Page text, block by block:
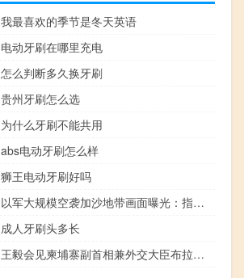
我最喜欢的季节是冬天英语
电动牙刷在哪里充电
怎么判断多久换牙刷
贵州牙刷怎么选
为什么牙刷不能共用
abs电动牙刷怎么样
狮王电动牙刷好吗
以军大规模空袭加沙地带画面曝光：指挥中心武器库被炸毁 到底什么情况呢
成人牙刷头多长
王毅会见柬埔寨副首相兼外交大臣布拉索昆